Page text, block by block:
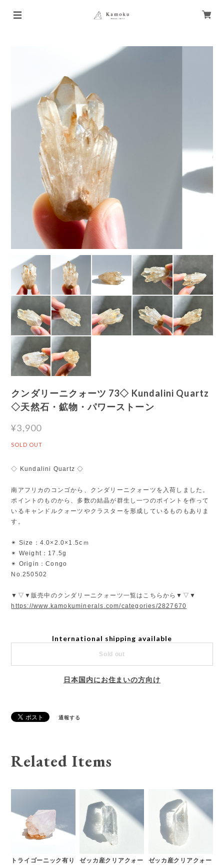
クンダリーニクォーツ 73◇ Kundalini Quartz
◇天然石・鉱物・パワーストーン
¥3,900
SOLD OUT
◇ Kundalini Quartz ◇
南アフリカのコンゴから、クンダリーニクォーツを入荷しました。
ポイントのものから、多数の結晶が群生し一つのポイントを作って
いるキャンドルクォーツやクラスターを形成しているものもありま
す。
✴︎ Size：4.0×2.0×1.5ⅽｍ
✴︎ Weight：17.5g
✴︎ Origin：Congo
No.250502
▼▽▼販売中のクンダリーニクォーツ一覧はこちらから▼▽▼
https://www.kamokuminerals.com/categories/2827670
International shipping available
Sold out
日本国内にお住まいの方向け
通報する
Related Items
トライゴーニック有り
ゼッカ産クリアクォー
ゼッカ産クリアクォー